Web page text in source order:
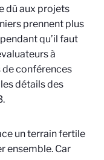
dû aux projets
prennent plus
qu’il faut
à
conférences
détails des
un terrain fertile
ensemble. Car